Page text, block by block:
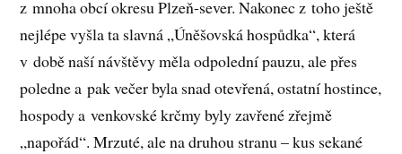
z mnoha obcí okresu Plzeň-sever. Nakonec z toho ještě
nejlépe vyšla ta slavná „Úněšovská hospůdka“, která
v době naší návštěvy měla odpolední pauzu, ale přes
poledne a pak večer byla snad otevřená, ostatní hostince,
hospody a venkovské krčmy byly zavřené zřejmě
„napořád“. Mrzuté, ale na druhou stranu – kus sekané